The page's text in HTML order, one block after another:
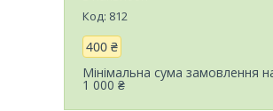
Код: 812
400 ₴
Мінімальна сума замовлення
1 000 ₴